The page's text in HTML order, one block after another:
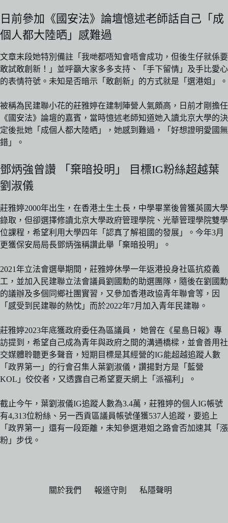
日前參加《國安法》論壇憶述老師話自己「成
個人都大陸晒」感難過
文章末段她特別備註「我哋都唔知會唔會成功，但後生仔就係要
敢試敢創新！」並呼籲大家多多支持、「手下留情」及手比愛心
的表情符號。未知是否暗示「敢創新」的方式就是「選港姐」。
被稱為民建聯小花的莊雅婷在建制陣營人氣頗高，日前才剛擔任
《國安法》論壇的嘉賓，當時憶述老師知道她入讀北京大學的決
定後批她「成個人都大陸晒」，她感到難過，「好想證明愛國無
錯」。
鄧炳強曾讚 「棄暗投明」 目標IG粉絲超越葉
劉淑儀
莊雅婷2000年出生，在香港土生土長，中學畢業後曾獲英國大學
錄取，但卻選擇修讀北京大學政府管理學院、光華管理學院雙學
位課程，希望利用大學四年「認真了解祖國的發展」。今年3月
更獲保安局局長鄧炳強稱讚此舉「棄暗投明」。
2021年立法會選舉期間，莊雅婷休學一年返港投身社區抗疫義
工，並加入民建聯立法會議員劉國勳的助選團隊，隨後在劉國勳
的議辦及多個同鄉社團實習，又參加香港政協青年聯會等，因
「感受到民建聯的熱忱」而於2022年7月加入青年民建聯。
莊雅婷2023年底獲政府委任為區議員， 她曾在《星島日報》專
訪提到，希望自己成為青年與政府之間的溝通橋樑，並會善用社
交媒體聆聽更多聲音，短期目標是其經營的IG能超越追蹤人數
「政界第一」的行會召集人葉劉淑儀，讚揚對方是「藍營
KOL」佼佼者，又透露自己希望夏天網上「派福利」。
截止今午，葉劉淑儀IG追蹤人數為3.4萬，莊雅婷的個人IG帳號
有4,313位粉絲、另一西貢區議員帳號僅獲537人追蹤，要追上
「政界第一」還有一段距離，未知參選港姐之路會否加速其「漲
粉」步伐。
關於我們 報道守則 私隱聲明